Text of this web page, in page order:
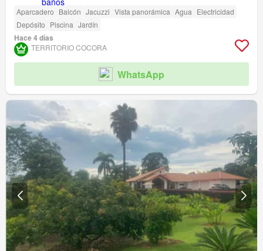
Aparcadero Balcón Jacuzzi Vista panorámica Agua Electricidad
Depósito Piscina Jardín
Hace 4 días
TERRITORIO COCORA
WhatsApp